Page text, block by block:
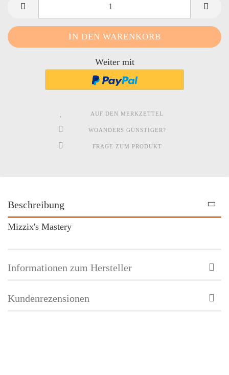
Weiter mit
AUF DEN MERKZETTEL
WOANDERS GÜNSTIGER?
FRAGE ZUM PRODUKT
Beschreibung
Mizzix's Mastery
Informationen zum Hersteller
Kundenrezensionen